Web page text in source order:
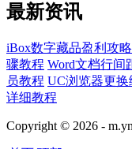
最新资讯
iBox数字藏品盈利攻
骤教程 Word文档行间
员教程 UC浏览器更
详细教程
Copyright © 2026 -